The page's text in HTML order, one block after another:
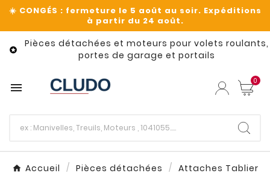

Pièces détachées et moteurs pour volets roulants,
portes de garage et portails
 0
Accueil Pièces détachées
Attaches Tablier